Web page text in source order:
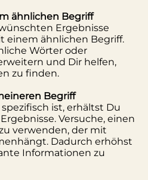
ähnlichen Begriff
Ergebnisse
einem ähnlichen Begriff.
Wörter oder
und Dir helfen,
zu finden.
Begriff
ist, erhältst Du
Versuche, einen
verwenden, der mit
Dadurch erhöhst
Informationen zu